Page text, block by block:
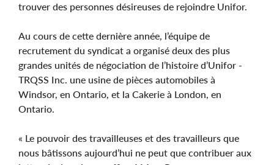
trouver des personnes désireuses de rejoindre Unifor.
Au cours de cette dernière année, l’équipe de
recrutement du syndicat a organisé deux des plus
grandes unités de négociation de l’histoire d’Unifor -
TRQSS Inc. une usine de pièces automobiles à
Windsor, en Ontario, et la Cakerie à London, en
Ontario.
« Le pouvoir des travailleuses et des travailleurs que
nous bâtissons aujourd’hui ne peut que contribuer aux